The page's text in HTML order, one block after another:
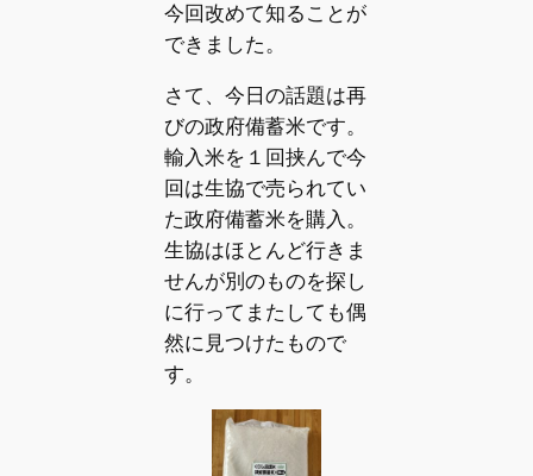
今回改めて知ることが
できました。
さて、今日の話題は再
びの政府備蓄米です。
輸入米を１回挟んで今
回は生協で売られてい
た政府備蓄米を購入。
生協はほとんど行きま
せんが別のものを探し
に行ってまたしても偶
然に見つけたもので
す。